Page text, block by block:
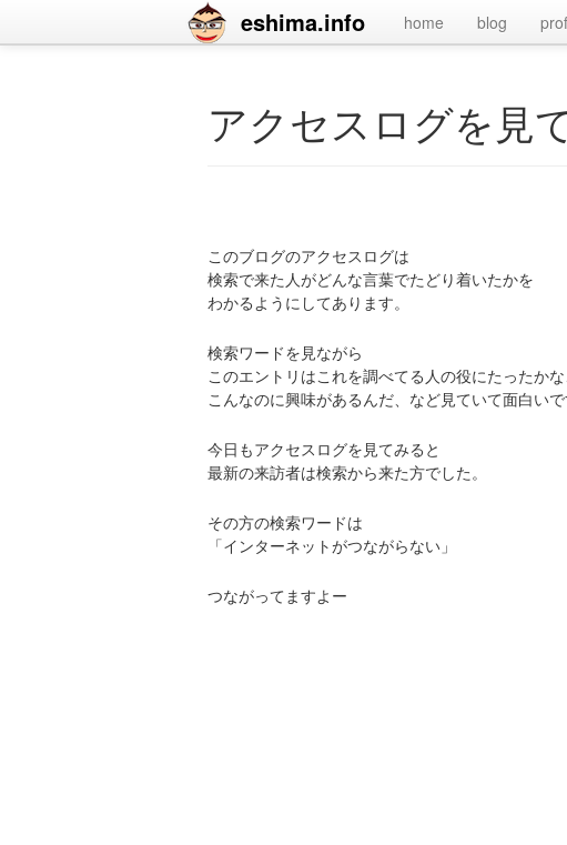
eshima.info home blog
アクセスログを見
このブログのアクセスログは
検索で来た人がどんな言葉でたどり着いたかを
わかるようにしてあります。
検索ワードを見ながら
このエントリはこれを調べてる人の役にたったか
こんなのに興味があるんだ、など見ていて面白いで
今日もアクセスログを見てみると
最新の来訪者は検索から来た方でした。
その方の検索ワードは
「インターネットがつながらない」
つながってますよー